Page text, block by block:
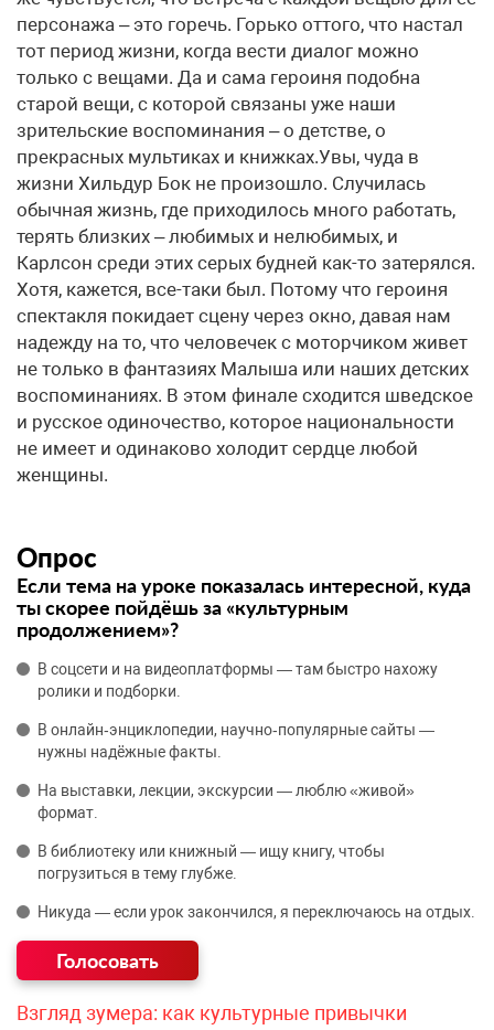
персонажа – это горечь. Горько оттого, что настал
тот период жизни, когда вести диалог можно
только с вещами. Да и сама героиня подобна
старой вещи, с которой связаны уже наши
зрительские воспоминания – о детстве, о
прекрасных мультиках и книжках.Увы, чуда в
жизни Хильдур Бок не произошло. Случилась
обычная жизнь, где приходилось много работать,
терять близких – любимых и нелюбимых, и
Карлсон среди этих серых будней как-то затерялся.
Хотя, кажется, все-таки был. Потому что героиня
спектакля покидает сцену через окно, давая нам
надежду на то, что человечек с моторчиком живет
не только в фантазиях Малыша или наших детских
воспоминаниях. В этом финале сходится шведское
и русское одиночество, которое национальности
не имеет и одинаково холодит сердце любой
женщины.
Опрос
Если тема на уроке показалась интересной, куда
ты скорее пойдёшь за «культурным
продолжением»?
В соцсети и на видеоплатформы — там быстро нахожу
ролики и подборки.
В онлайн‑энциклопедии, научно‑популярные сайты —
нужны надёжные факты.
На выставки, лекции, экскурсии — люблю «живой»
формат.
В библиотеку или книжный — ищу книгу, чтобы
погрузиться в тему глубже.
Никуда — если урок закончился, я переключаюсь на отдых.
Взгляд зумера: как культурные привычки